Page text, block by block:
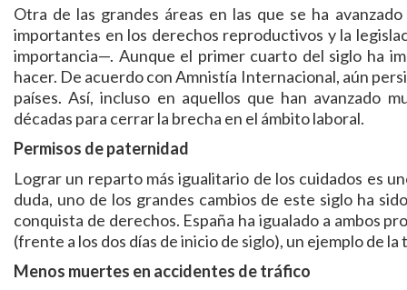
Otra de las grandes áreas en las que se ha
importantes en los derechos reproductivos y la
importancia—. Aunque el primer cuarto del siglo ha
hacer. De acuerdo con Amnistía Internacional, aún
países. Así, incluso en aquellos que han avanzado
décadas para cerrar la brecha en el ámbito laboral.
Permisos de paternidad
Lograr un reparto más igualitario de los cuidados es
duda, uno de los grandes cambios de este siglo ha
conquista de derechos. España ha igualado a ambos
(frente a los dos días de inicio de siglo), un ejemplo de
Menos muertes en accidentes de tráfico